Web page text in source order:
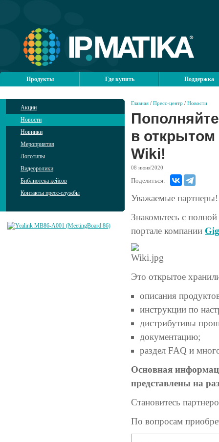
Продукты Где купить Поддержка
Акции
Новости
Новинки
Мероприятия
Логотипы
Видеоролики
Библиотека кейсов
Контакты пресс-службы
Главная / Пресс-центр / Новости
в
Wiki!
08 июня'2020
Поделиться:
Уважаемые партнеры!
Знакомьтесь с
портале компании
Это открытое
описания
инструкции по
дистрибутивы
документацию;
раздел FAQ и
Основная
представлены на
Становитесь
По вопросам